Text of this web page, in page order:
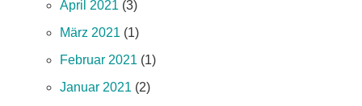
April 2021 (3)
März 2021 (1)
Februar 2021 (1)
Januar 2021 (2)